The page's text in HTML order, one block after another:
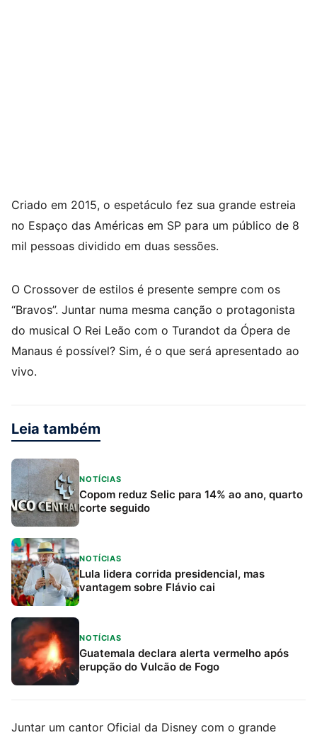
Criado em 2015, o espetáculo fez sua grande estreia
no Espaço das Américas em SP para um público de 8
mil pessoas dividido em duas sessões.
O Crossover de estilos é presente sempre com os
“Bravos”. Juntar numa mesma canção o protagonista
do musical O Rei Leão com o Turandot da Ópera de
Manaus é possível? Sim, é o que será apresentado ao
vivo.
Leia também
NOTÍCIAS
Copom reduz Selic para 14% ao ano, quarto
corte seguido
NOTÍCIAS
Lula lidera corrida presidencial, mas
vantagem sobre Flávio cai
NOTÍCIAS
Guatemala declara alerta vermelho após
erupção do Vulcão de Fogo
Juntar um cantor Oficial da Disney com o grande